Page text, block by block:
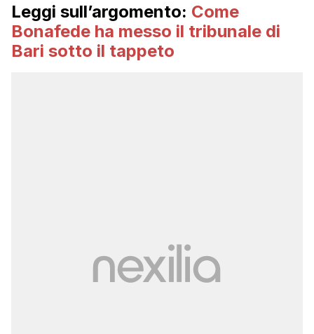
Leggi sull’argomento: Come
Bonafede ha messo il tribunale di
Bari sotto il tappeto